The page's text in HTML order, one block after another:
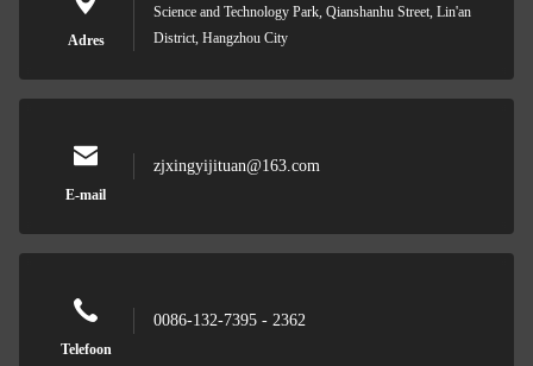
Adres
Science and Technology Park, Qianshanhu Street, Lin'an
District, Hangzhou City
E-mail
zjxingyijituan@163.com
Telefoon
0086-132-7395 - 2362